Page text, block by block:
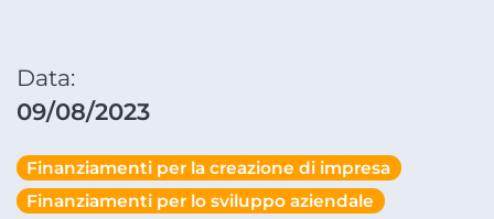
Data:
09/08/2023
Finanziamenti per la creazione di impresa
Finanziamenti per lo sviluppo aziendale